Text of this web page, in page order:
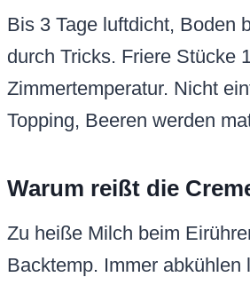
Bis 3 Tage luftdicht, Boden
durch Tricks. Friere Stücke
Zimmertemperatur. Nicht
Topping, Beeren werden
Warum reißt die
Zu heiße Milch beim
Backtemp. Immer abkühlen